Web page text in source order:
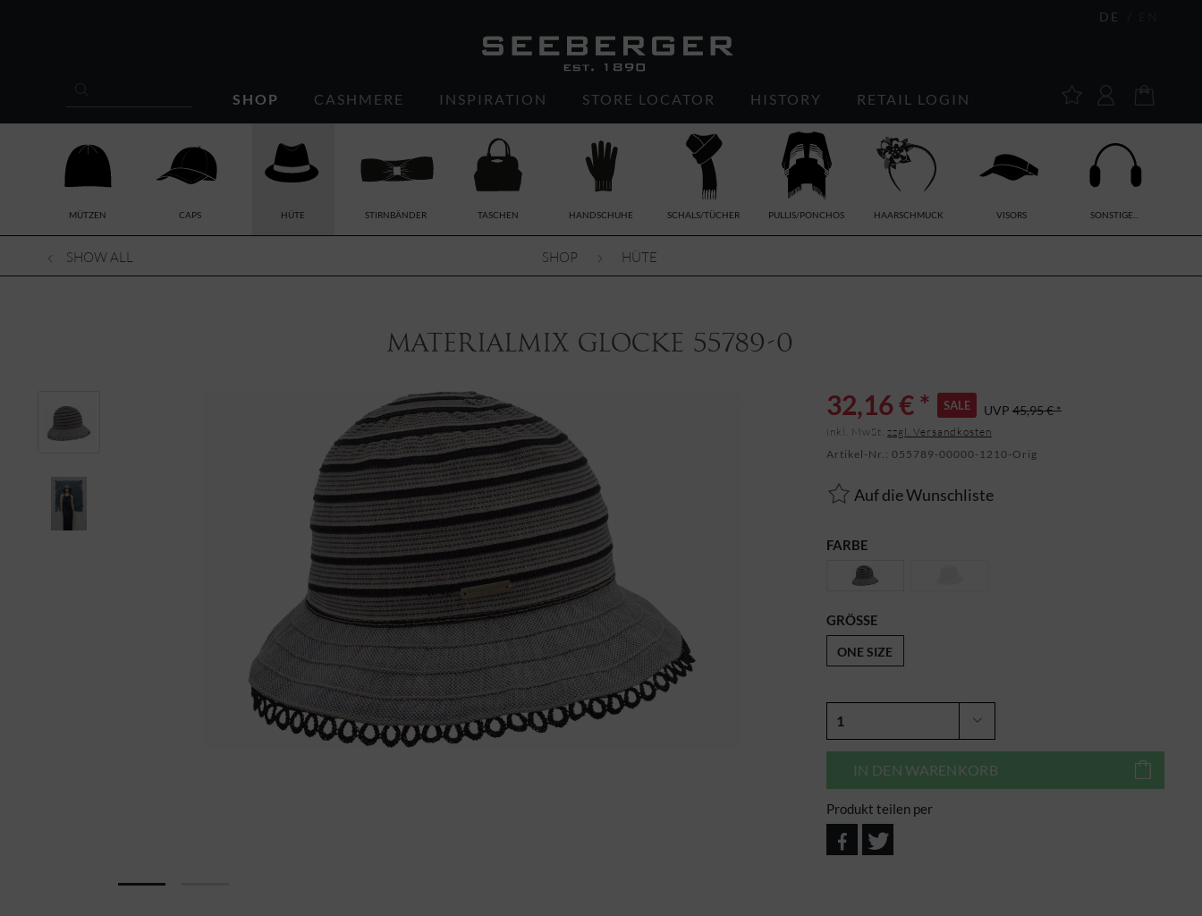
DE
SHOP CASHMERE INSPIRATION STORE LOCATOR HISTORY RETAIL LOGIN
MÜTZEN CAPS HÜTE STIRNBÄNDER TASCHEN HANDSCHUHE SCHALS/TÜCHER PULLIS/PONCHOS HAARSCHMUCK VISORS SONSTIGE...
SHOW ALL SHOP HÜTE
Materialmix Glocke 55789-0
32,16 € * SALE UVP 45,95 € *
inkl. MwSt. zzgl. Versandkosten
Artikel-Nr.: 055789-00000-1210-Orig
Auf die Wunschliste
FARBE
GRÖSSE
ONE SIZE
IN DEN WARENKORB
Produkt teilen per